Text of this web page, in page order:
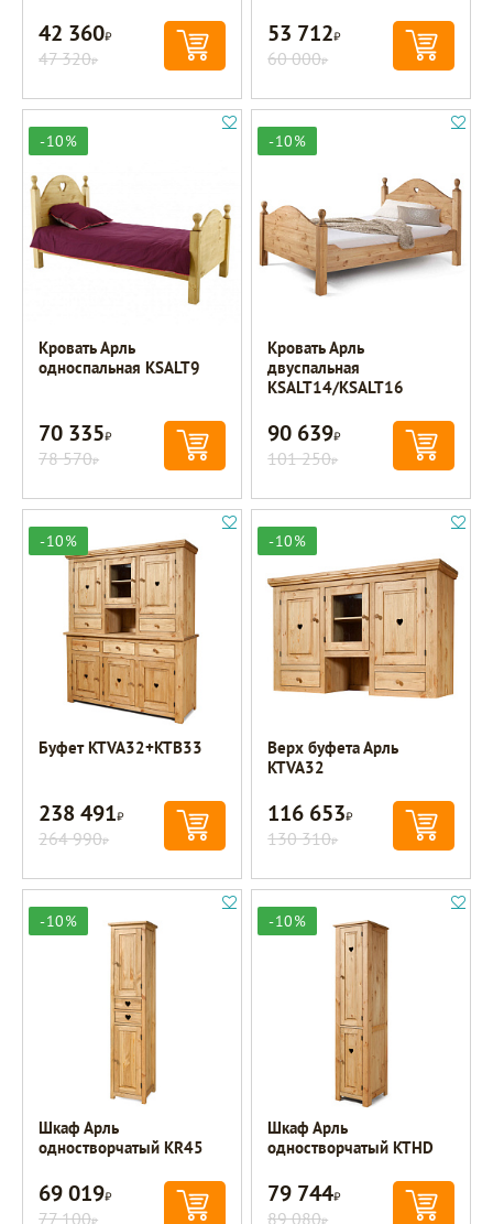
42 360Р
47 320Р
53 712Р
60 000Р
-10%
Кровать Арль
односпальная KSALT9
70 335Р
78 570Р
-10%
Кровать Арль
двуспальная
KSALT14/KSALT16
90 639Р
101 250Р
-10%
Буфет KTVA32+KTB33
238 491Р
264 990Р
-10%
Верх буфета Арль
KTVA32
116 653Р
130 310Р
-10%
Шкаф Арль
одностворчатый KR45
69 019Р
77 100Р
-10%
Шкаф Арль
одностворчатый KTHD
79 744Р
89 080Р